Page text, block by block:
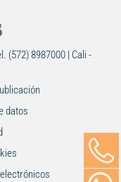
(572) 8987000 | Cali -
datos